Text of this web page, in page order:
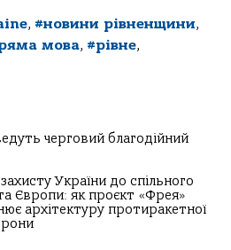
, #новини рівненщини,
мова, #рівне,
черговий благодійний
України до спільного
Європи: як проєкт «Фрея»
архітектуру протиракетної